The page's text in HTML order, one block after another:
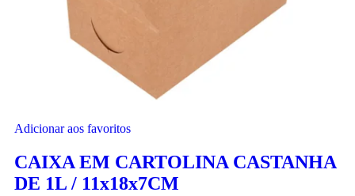
Adicionar aos favoritos
CAIXA EM CARTOLINA CASTANHA
DE 1L / 11x18x7CM